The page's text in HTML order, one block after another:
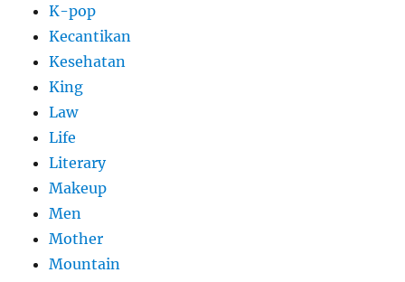
K-pop
Kecantikan
Kesehatan
King
Law
Life
Literary
Makeup
Men
Mother
Mountain